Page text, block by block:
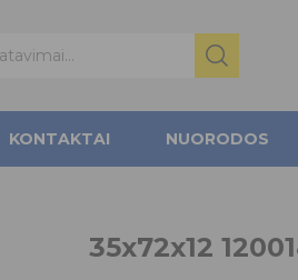
KONTAKTAI NUORODOS
35x72x12